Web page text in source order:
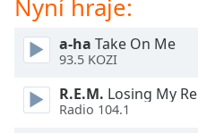
Text
Background
Nyní hraje:
a-ha Take On Me
93.5 KOZI
R.E.M. Losing My
Radio 104.1